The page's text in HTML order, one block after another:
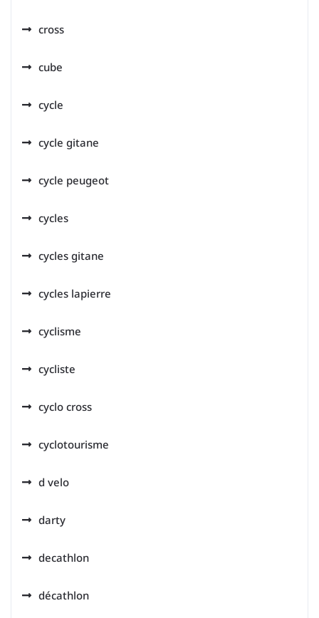
cross
cube
cycle
cycle gitane
cycle peugeot
cycles
cycles gitane
cycles lapierre
cyclisme
cycliste
cyclo cross
cyclotourisme
d velo
darty
decathlon
décathlon